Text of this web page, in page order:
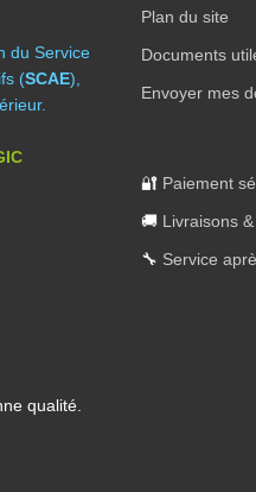
du Service
(SCAE),
Plan du site
Documents
Envoyer mes
🔐 Paiement
🚚 Livraisons
🔧 Service
qualité.